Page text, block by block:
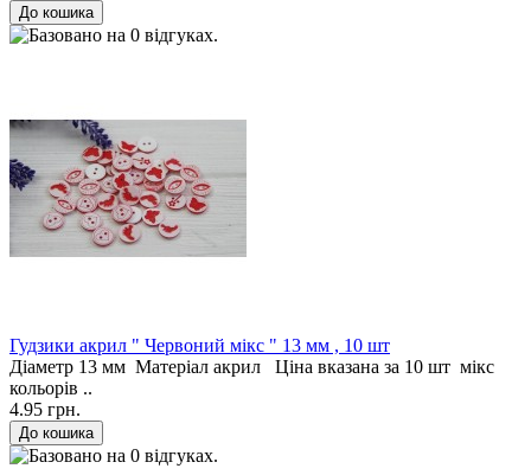
Гудзики акрил " Червоний мікс " 13 мм , 10 шт
Діаметр 13 мм Матеріал акрил Ціна вказана за 10 шт мікс
кольорів ..
4.95 грн.